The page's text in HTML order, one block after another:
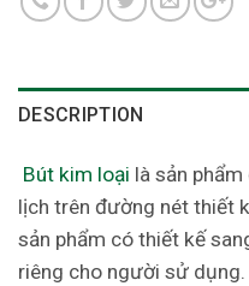
DESCRIPTION
Bút kim loại là sản
lịch trên đường nét thiết
sản phẩm có thiết kế
riêng cho người sử